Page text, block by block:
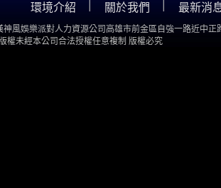
環境介紹 關於我們 最新消
神風娛樂派對人力資源公司高雄市前金區自強一路近中正
權未經本公司合法授權任意複制 版權必究